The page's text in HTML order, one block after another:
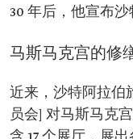
30 年后，他宣布沙
马斯马克宫的修
近来，沙特阿拉伯
员会] 对马斯马克